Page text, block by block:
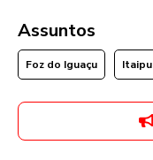
Assuntos
Foz do Iguaçu Itaipu